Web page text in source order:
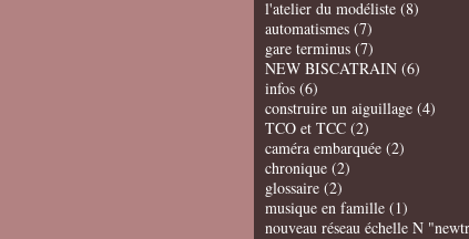
l'atelier du modéliste (8)
automatismes (7)
gare terminus (7)
NEW BISCATRAIN (6)
infos (6)
construire un aiguillage (4)
TCO et TCC (2)
caméra embarquée (2)
chronique (2)
glossaire (2)
musique en famille (1)
nouveau réseau échelle N